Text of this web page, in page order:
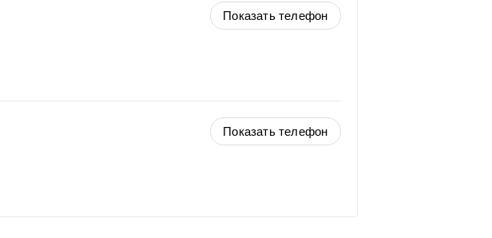
Показать телефон
Показать телефон